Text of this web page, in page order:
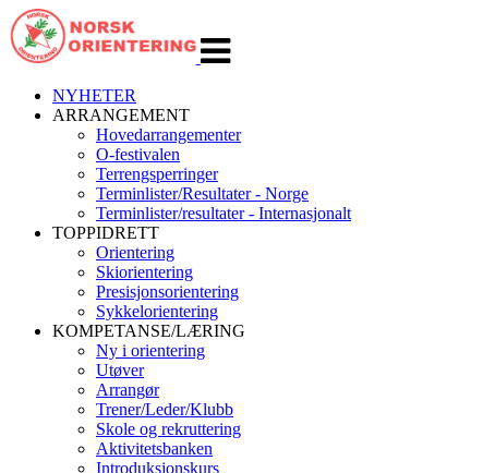
navigasjon
NYHETER
ARRANGEMENT
Hovedarrangementer
O-festivalen
Terrengsperringer
Terminlister/Resultater - Norge
Terminlister/resultater - Internasjonalt
TOPPIDRETT
Orientering
Skiorientering
Presisjonsorientering
Sykkelorientering
KOMPETANSE/LÆRING
Ny i orientering
Utøver
Arrangør
Trener/Leder/Klubb
Skole og rekruttering
Aktivitetsbanken
Introduksjonskurs